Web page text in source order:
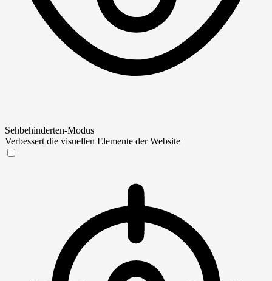
Sehbehinderten-Modus
Verbessert die visuellen Elemente der Website